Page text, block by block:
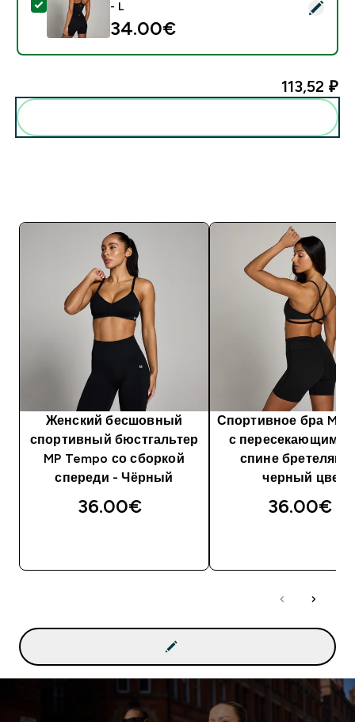
- Женская майка MP Tempo со спиной-борцовкой
- L
34.00€‎
113,52 ₽‎
Женский бесшовный
спортивный бюстгальтер
MP Tempo со сборкой
спереди - Чёрный
36.00€‎
Спортивное бра MP
с
спине
черный цвет
36.00€‎